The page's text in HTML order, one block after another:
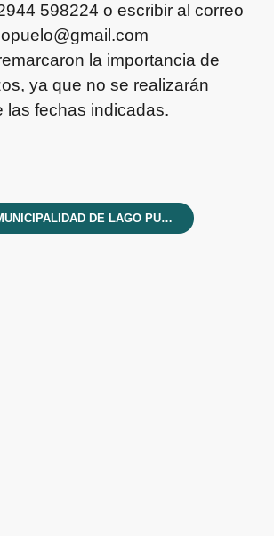
598224 o escribir al correo
la importancia de
ya que no se realizarán
las fechas indicadas.
MUNICIPALIDAD DE LAGO PUELO